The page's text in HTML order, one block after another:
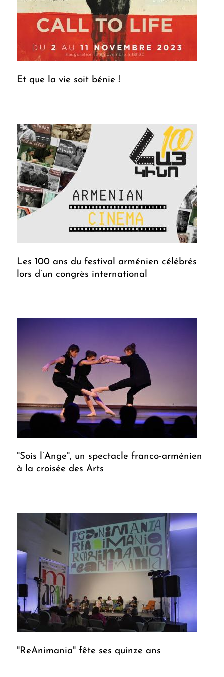
Et que la vie soit bénie !
Les 100 ans du festival arménien célébrés
lors d’un congrès international
"Sois l’Ange", un spectacle franco-arménien
à la croisée des Arts
"ReAnimania" fête ses quinze ans